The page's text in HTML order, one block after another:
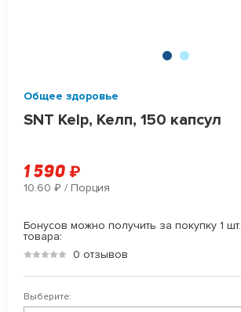
Общее здоровье
SNT Kelp, Келп, 150 капсул
1 590 ₽
10.60 ₽ / Порция
Бонусов можно получить за покупку 1 шт.
товара:
0 отзывов
Выберите: